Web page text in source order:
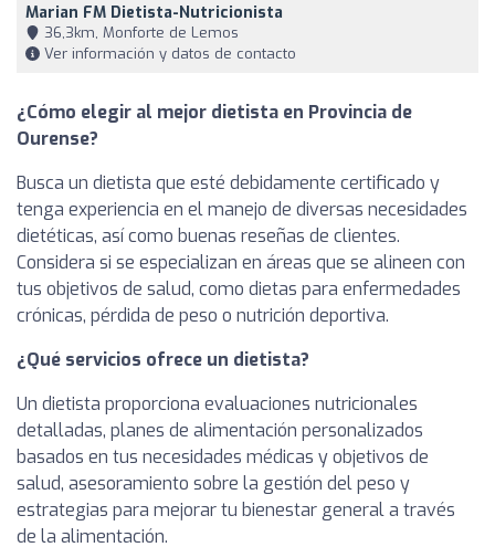
Marian FM Dietista-Nutricionista
36,3km, Monforte de Lemos
Ver información y datos de contacto
¿Cómo elegir al mejor dietista en Provincia de
Ourense?
Busca un dietista que esté debidamente certificado y
tenga experiencia en el manejo de diversas necesidades
dietéticas, así como buenas reseñas de clientes.
Considera si se especializan en áreas que se alineen con
tus objetivos de salud, como dietas para enfermedades
crónicas, pérdida de peso o nutrición deportiva.
¿Qué servicios ofrece un dietista?
Un dietista proporciona evaluaciones nutricionales
detalladas, planes de alimentación personalizados
basados en tus necesidades médicas y objetivos de
salud, asesoramiento sobre la gestión del peso y
estrategias para mejorar tu bienestar general a través
de la alimentación.